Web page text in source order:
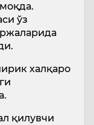
ўз
халқаро
қилувчи